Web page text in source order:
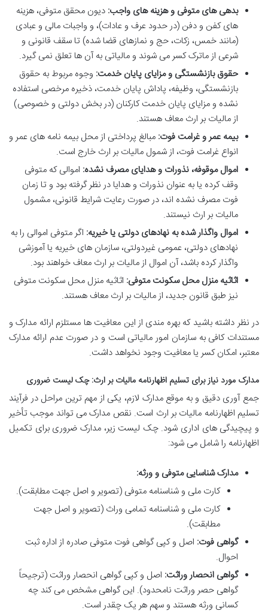
بدهی های متوفی و هزینه های واجب: دیون محقق متوفی، هزینه
های کفن و دفن (در حدود عرف و عادات)، و واجبات مالی و عبادی
(مانند خمس، زکات، حج و نمازهای قضا شده) تا سقف قانونی و
شرعی از ماترک کسر می شوند و مالیاتی به آن ها تعلق نمی گیرد.
حقوق بازنشستگی و مزایای پایان خدمت: وجوه مربوط به حقوق
بازنشستگی، وظیفه، پاداش پایان خدمت، ذخیره مرخصی استفاده
نشده و مزایای پایان خدمت کارکنان (در بخش دولتی و خصوصی)
از مالیات بر ارث معاف هستند.
بیمه عمر و غرامت فوت: مبالغ پرداختی از محل بیمه نامه های عمر و
انواع غرامت فوت، از شمول مالیات بر ارث خارج است.
اموال موقوفه، نذورات و هدایای مصرف نشده: اموالی که متوفی
وقف کرده یا به عنوان نذورات و هدایا در نظر گرفته بود و تا زمان
فوت مصرف نشده اند، در صورت رعایت شرایط قانونی، مشمول
مالیات بر ارث نیستند.
اموال واگذار شده به نهادهای دولتی یا خیریه: اگر متوفی اموالی را به
نهادهای دولتی، عمومی غیردولتی، سازمان های خیریه یا آموزشی
واگذار کرده باشد، آن اموال از مالیات بر ارث معاف خواهند بود.
اثاثیه منزل محل سکونت متوفی: اثاثیه منزل محل سکونت متوفی
نیز طبق قانون جدید، از مالیات بر ارث معاف هستند.
در نظر داشته باشید که بهره مندی از این معافیت ها مستلزم ارائه مدارک و
مستندات کافی به سازمان امور مالیاتی است و در صورت عدم ارائه مدارک
معتبر، امکان کسر یا معافیت وجود نخواهد داشت.
مدارک مورد نیاز برای تسلیم اظهارنامه مالیات بر ارث: چک لیست ضروری
جمع آوری دقیق و به موقع مدارک لازم، یکی از مهم ترین مراحل در فرآیند
تسلیم اظهارنامه مالیات بر ارث است. نقص مدارک می تواند موجب تأخیر
و پیچیدگی های اداری شود. چک لیست زیر، مدارک ضروری برای تکمیل
اظهارنامه را شامل می شود:
مدارک شناسایی متوفی و ورثه:
کارت ملی و شناسنامه متوفی (تصویر و اصل جهت مطابقت).
کارت ملی و شناسنامه تمامی وراث (تصویر و اصل جهت
مطابقت).
گواهی فوت: اصل و کپی گواهی فوت متوفی صادره از اداره ثبت
احوال.
گواهی انحصار وراثت: اصل و کپی گواهی انحصار وراثت (ترجیحاً
گواهی حصر وراثت نامحدود). این گواهی مشخص می کند چه
کسانی ورثه هستند و سهم هر یک چقدر است.